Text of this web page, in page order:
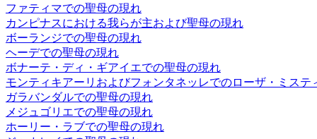
ファティマでの聖母の現れ
カンピナスにおける我らが主および聖母の現れ
ボーランジでの聖母の現れ
ヘーデでの聖母の現れ
ボナーテ・ディ・ギアイエでの聖母の現れ
モンティキアーリおよびフォンタネッレでのローザ・ミステ
ガラバンダルでの聖母の現れ
メジュゴリエでの聖母の現れ
ホーリー・ラブでの聖母の現れ